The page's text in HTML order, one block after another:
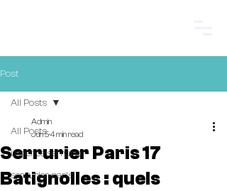
Post
All Posts
urgence serrurier
serrurier paris
All Posts
Serrurier Paris 17
Batignolles : quels
Admin
Jun 54 min read